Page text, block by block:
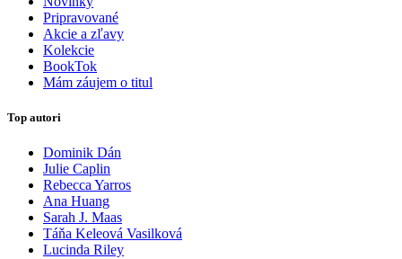
Pripravované
Akcie a zľavy
Kolekcie
BookTok
Mám záujem o titul
Top autori
Dominik Dán
Julie Caplin
Rebecca Yarros
Ana Huang
Sarah J. Maas
Táňa Keleová Vasilková
Lucinda Riley